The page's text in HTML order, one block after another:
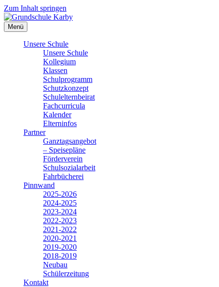
Zum Inhalt springen
Menü
Unsere Schule
Unsere Schule
Kollegium
Klassen
Schulprogramm
Schutzkonzept
Schulelternbeirat
Fachcurricula
Kalender
Elterninfos
Partner
Ganztagsangebot
– Speisepläne
Förderverein
Schulsozialarbeit
Fahrbücherei
Pinnwand
2025-2026
2024-2025
2023-2024
2022-2023
2021-2022
2020-2021
2019-2020
2018-2019
Neubau
Schülerzeitung
Kontakt